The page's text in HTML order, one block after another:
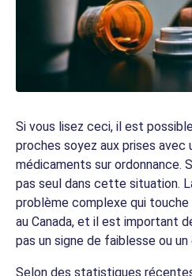
Si vous lisez ceci, il est
proches soyez aux prises avec
médicaments sur ordonnance.
pas seul dans cette situation.
problème complexe qui touche
au Canada, et il est important
pas un signe de faiblesse ou
Selon des statistiques